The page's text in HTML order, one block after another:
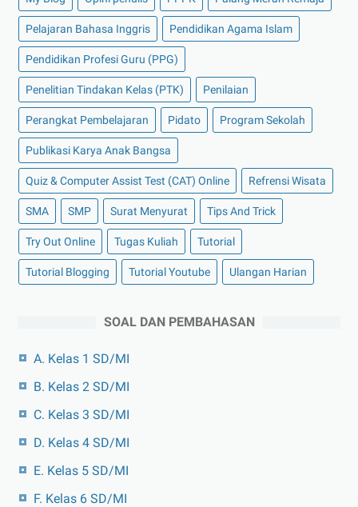
Pelajaran Bahasa Inggris Pendidikan Agama Islam
Pendidikan Profesi Guru (PPG)
Penelitian Tindakan Kelas (PTK) Penilaian
Perangkat Pembelajaran Pidato Program Sekolah
Publikasi Karya Anak Bangsa
Quiz & Computer Assist Test (CAT) Online Refrensi Wisata
SMA SMP Surat Menyurat Tips And Trick
Try Out Online Tugas Kuliah Tutorial
Tutorial Blogging Tutorial Youtube Ulangan Harian
SOAL DAN PEMBAHASAN
A. Kelas 1 SD/MI
B. Kelas 2 SD/MI
C. Kelas 3 SD/MI
D. Kelas 4 SD/MI
E. Kelas 5 SD/MI
F. Kelas 6 SD/MI